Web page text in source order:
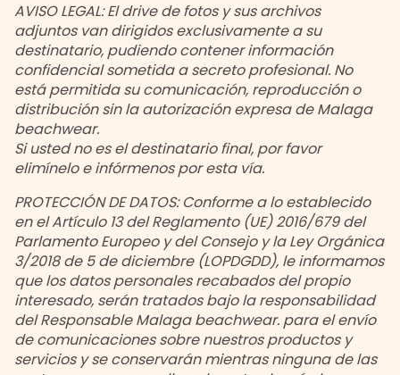
AVISO LEGAL: El drive de fotos y sus archivos
adjuntos van dirigidos exclusivamente a su
destinatario, pudiendo contener información
confidencial sometida a secreto profesional. No
está permitida su comunicación, reproducción o
distribución sin la autorización expresa de Malaga
beachwear.
Si usted no es el destinatario final, por favor
elimínelo e infórmenos por esta vía.
PROTECCIÓN DE DATOS: Conforme a lo establecido
en el Artículo 13 del Reglamento (UE) 2016/679 del
Parlamento Europeo y del Consejo y la Ley Orgánica
3/2018 de 5 de diciembre (LOPDGDD), le informamos
que los datos personales recabados del propio
interesado, serán tratados bajo la responsabilidad
del Responsable Malaga beachwear. para el envío
de comunicaciones sobre nuestros productos y
servicios y se conservarán mientras ninguna de las